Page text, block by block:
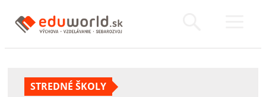
STREDNÉ ŠKOLY